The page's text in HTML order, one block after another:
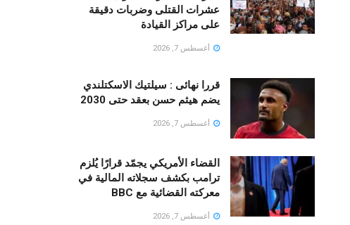
عشرات القتلى وضربات دقيقة
على مراكز القيادة
أغسطس 7, 2026
قررا نهائى : سيلتيك الاسكتلندي
يضم هيثم حسن بعقد حتى 2030
أغسطس 7, 2026
القضاء الأمريكي يجمّد قرارًا يُلزم
ترامب بكشف سجلاته المالية في
معركته القضائية مع BBC
أغسطس 7, 2026